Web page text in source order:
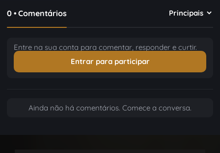
0 • Comentários
Entre na sua conta para comentar, responder e curtir.
Entrar para participar
Ainda não há comentários. Comece a conversa.